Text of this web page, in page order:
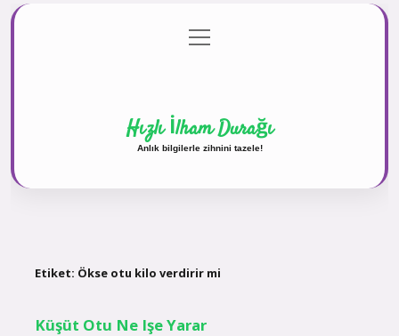
Gizlilik Politikası
menüyü
aç
Hızlı İlham Durağı
Anlık bilgilerle zihnini tazele!
Etiket: Ökse otu kilo verdirir mi
Küşüt Otu Ne Işe Yarar